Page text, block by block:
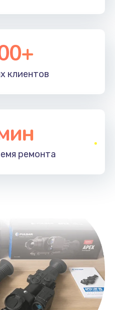
клиентов
ремонта